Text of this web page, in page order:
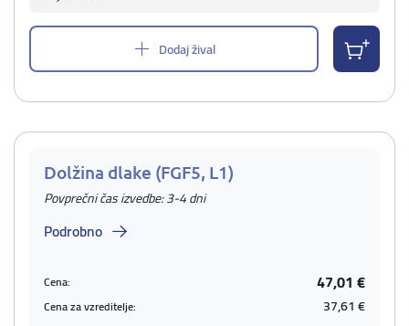
Dodaj žival
Dolžina dlake (FGF5, L1)
Povprečni čas izvedbe: 3-4 dni
Podrobno
Cena: 47,01 €
Cena za vzreditelje: 37,61 €